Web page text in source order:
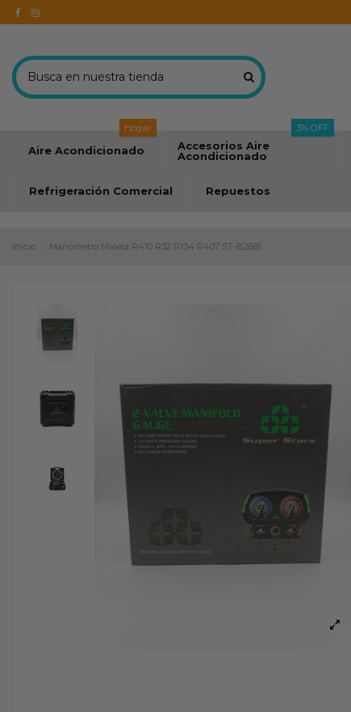
Aire Acondicionado
Hogar
Accesorios Aire
Acondicionado
3% OFF
Refrigeración Comercial Repuestos
Inicio Manómetro Maleta R410 R32 R134 R407 ST-B2681